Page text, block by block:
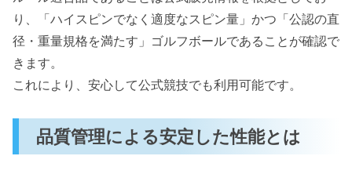
り、「ハイスピンでなく適度なスピン量」かつ「公認の直
径・重量規格を満たす」ゴルフボールであることが確認で
きます。
これにより、安心して公式競技でも利用可能です。
品質管理による安定した性能とは